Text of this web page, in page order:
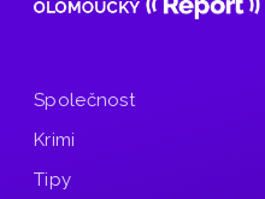
Společnost
Krimi
Tipy